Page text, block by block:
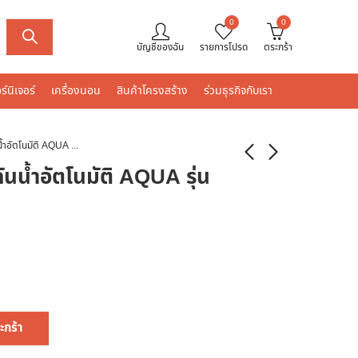
บัญชีของฉัน
0
รายการโปรด
0
ตระกร้า
นิเจอร์ เครื่องนอน สินค้าโครงสร้าง ร่วมธุรกิจกับเรา
สวิตซ์ควบคุมแรงดันน้ำอัตโนมัติ AQUA รุ่น AQUA-DSK-2
น้ำอัตโนมัติ AQUA รุ่น
กร้า